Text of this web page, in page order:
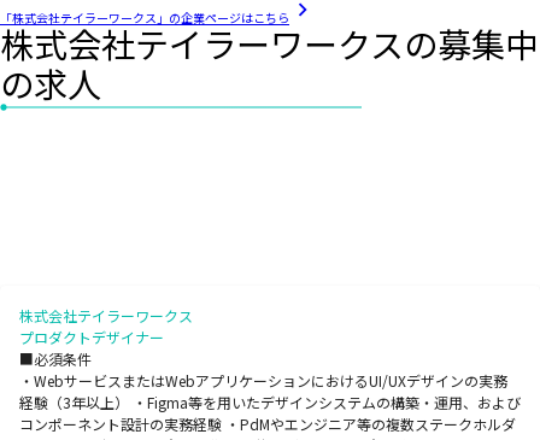
「株式会社テイラーワークス」の企業ページはこちら
株式会社テイラーワークスの募集中
の求人
株式会社テイラーワークス
プロダクトデザイナー
■必須条件
・WebサービスまたはWebアプリケーションにおけるUI/UXデザインの実務
経験（3年以上） ・Figma等を用いたデザインシステムの構築・運用、および
コンポーネント設計の実務経験 ・PdMやエンジニア等の複数ステークホルダ